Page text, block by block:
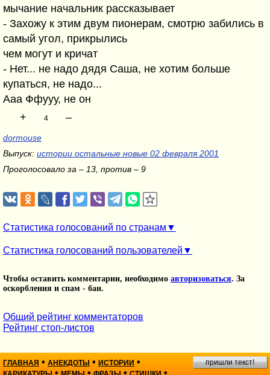
мычание начальник рассказывает
- Захожу к этим двум пионерам, смотрю забились в
самый угол, прикрылись
чем могут и кричат
- Нет... не надо дядя Саша, не хотим больше
купаться, не надо...
Ааа Ффууу, не он
+
4 –
dormouse
Выпуск: истории остальные новые 02 февраля 2001
Проголосовало за – 13, против – 9
Статистика голосований по странам
Статистика голосований пользователей
Чтобы оставить комментарии, необходимо авторизоваться. За
оскорбления и спам - бан.
Общий рейтинг комментаторов
Рейтинг стоп-листов
ГЛАВНАЯ • АНЕКДОТЫ • ИСТОРИИ •
• • • •
пришли текст!